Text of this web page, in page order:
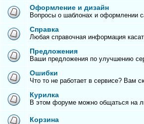
Оформление и дизайн
Вопросы о шаблонах и оформлении
Справка
Любая справочная информация
Предложения
Ваши предложения по улучшению
Ошибки
Что то не работает в сервисе? Вам
Курилка
В этом форуме можно общаться на
Корзина